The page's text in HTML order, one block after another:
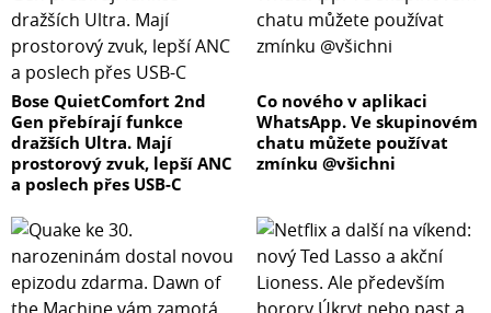
Bose QuietComfort 2nd
Gen přebírají funkce
dražších Ultra. Mají
prostorový zvuk, lepší ANC
a poslech přes USB-C
Co nového v aplikaci
WhatsApp. Ve skupinovém
chatu můžete používat
zmínku @všichni